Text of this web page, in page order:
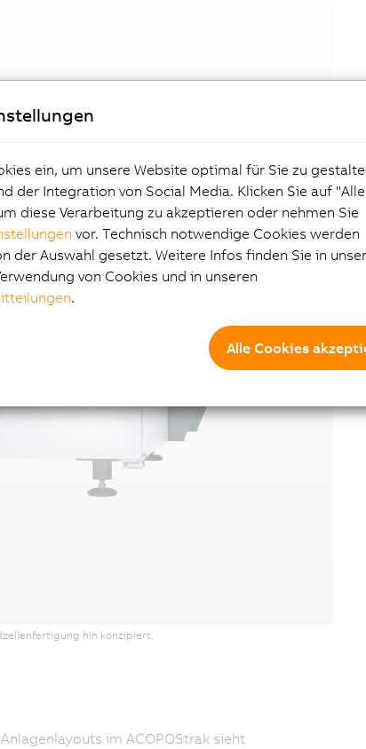
hin konzipiert.
im ACOPOStrak sieht
ein, um unsere Website optimal für Sie zu
der Integration von Social Media. Klicken Sie auf
diese Verarbeitung zu akzeptieren oder nehmen Sie
vor. Technisch notwendige Cookies werden
der Auswahl gesetzt. Weitere Infos finden Sie in
von Cookies und in unseren
.
Alle Cookies